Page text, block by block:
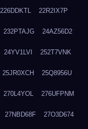
226DDKTL 22R2IX7P
232PTAJG 24AZ56D2
24YV1LVI 252T7VNK
25JR0XCH 25Q8956U
270L4YOL 276UFPNM
27NBD68F 27O3D674